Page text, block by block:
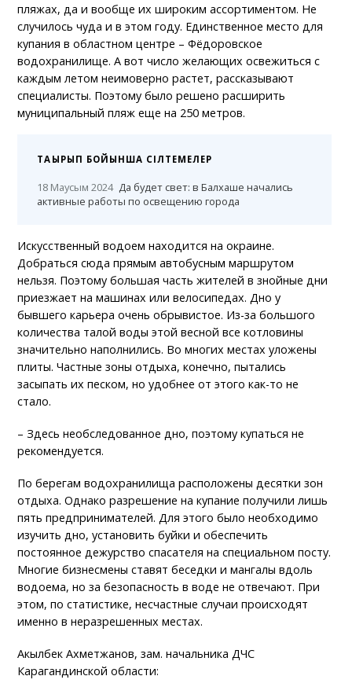
пляжах, да и вообще их широким ассортиментом. Не
случилось чуда и в этом году. Единственное место для
купания в областном центре – Фёдоровское
водохранилище. А вот число желающих освежиться с
каждым летом неимоверно растет, рассказывают
специалисты. Поэтому было решено расширить
муниципальный пляж еще на 250 метров.
ТАҚЫРЫП БОЙЫНША СІЛТЕМЕЛЕР
18 Маусым 2024 Да будет свет: в Балхаше начались
активные работы по освещению города
Искусственный водоем находится на окраине.
Добраться сюда прямым автобусным маршрутом
нельзя. Поэтому большая часть жителей в знойные дни
приезжает на машинах или велосипедах. Дно у
бывшего карьера очень обрывистое. Из-за большого
количества талой воды этой весной все котловины
значительно наполнились. Во многих местах уложены
плиты. Частные зоны отдыха, конечно, пытались
засыпать их песком, но удобнее от этого как-то не
стало.
– Здесь необследованное дно, поэтому купаться не
рекомендуется.
По берегам водохранилища расположены десятки зон
отдыха. Однако разрешение на купание получили лишь
пять предпринимателей. Для этого было необходимо
изучить дно, установить буйки и обеспечить
постоянное дежурство спасателя на специальном посту.
Многие бизнесмены ставят беседки и мангалы вдоль
водоема, но за безопасность в воде не отвечают. При
этом, по статистике, несчастные случаи происходят
именно в неразрешенных местах.
Акылбек Ахметжанов, зам. начальника ДЧС
Карагандинской области: